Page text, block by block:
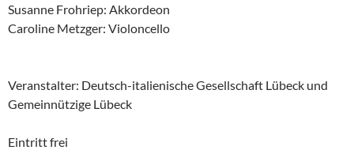
Susanne Frohriep: Akkordeon
Caroline Metzger: Violoncello
Veranstalter: Deutsch-italienische Gesellschaft Lübeck und
Gemeinnützige Lübeck
Eintritt frei